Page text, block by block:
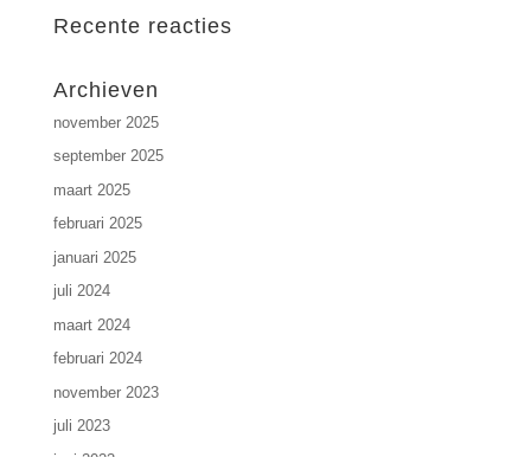
Recente reacties
Archieven
november 2025
september 2025
maart 2025
februari 2025
januari 2025
juli 2024
maart 2024
februari 2024
november 2023
juli 2023